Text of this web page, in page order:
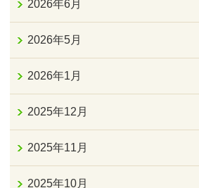
2026年6月
2026年5月
2026年1月
2025年12月
2025年11月
2025年10月